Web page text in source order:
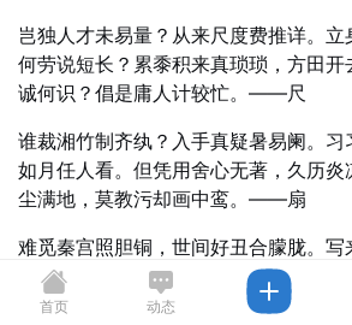
岂独人才未易量？从来尺度费推详。
何劳说短长？累黍积来真琐琐，方田
诚何识？倡是庸人计较忙。——尺
谁裁湘竹制齐纨？入手真疑暑易阑。习
如月任人看。但凭用舍心无著，久历
尘满地，莫教污却画中鸾。——扇
难觅秦宫照胆铜，世间好丑合朦胧。写
悲欢亦是空。只与尘劳添幻影，却教鼓
胶离目，合化飞精混沌中。——镜
首页 动态